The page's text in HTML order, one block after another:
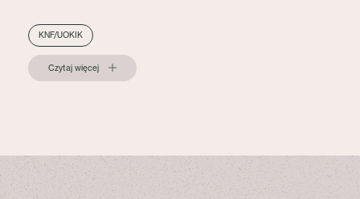
KNF/UOKIK
Czytaj więcej